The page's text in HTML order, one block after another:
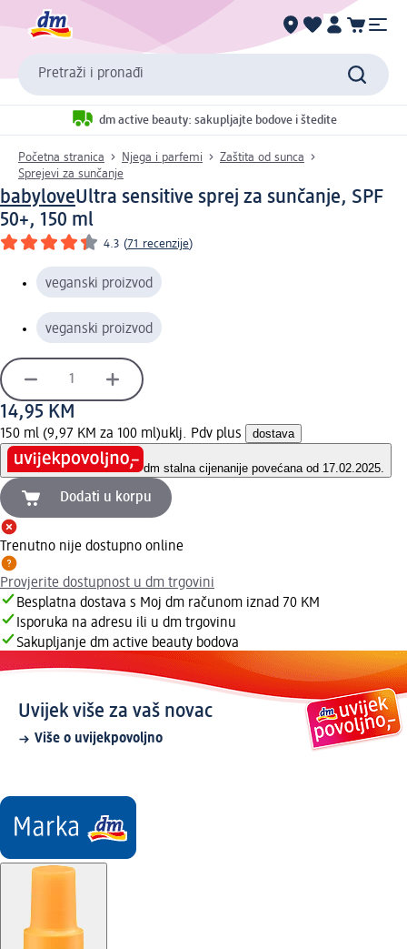
Pretraži i pronađi
dm active beauty: sakupljajte bodove i štedite
Početna stranica Njega i parfemi
Zaštita od sunca
Sprejevi za sunčanje
babyloveUltra sensitive sprej za sunčanje, SPF
50+, 150 ml
4.3 (71 recenzije)
veganski proizvod
veganski proizvod
14,95 KM
150 ml (9,97 KM za 100 ml)uklj. Pdv plus dostava
dm stalna cijenanije povećana od 17.02.2025.
Dodati u korpu
Trenutno nije dostupno online
Provjerite dostupnost u dm trgovini
Besplatna dostava s Moj dm računom iznad 70 KM
Isporuka na adresu ili u dm trgovinu
Sakupljanje dm active beauty bodova
Uvijek više za vaš novac
Više o uvijekpovoljno